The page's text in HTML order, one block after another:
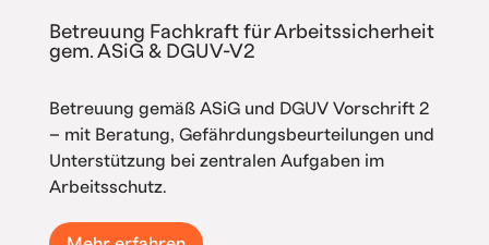
Betreuung Fachkraft für Arbeitssicherheit
gem. ASiG & DGUV-V2
Betreuung gemäß ASiG und DGUV Vorschrift 2
– mit Beratung, Gefährdungsbeurteilungen und
Unterstützung bei zentralen Aufgaben im
Arbeitsschutz.